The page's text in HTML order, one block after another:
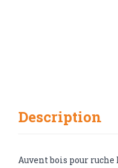
Description
Auvent bois pour ruche